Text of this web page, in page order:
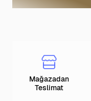
Mağazadan
Teslimat